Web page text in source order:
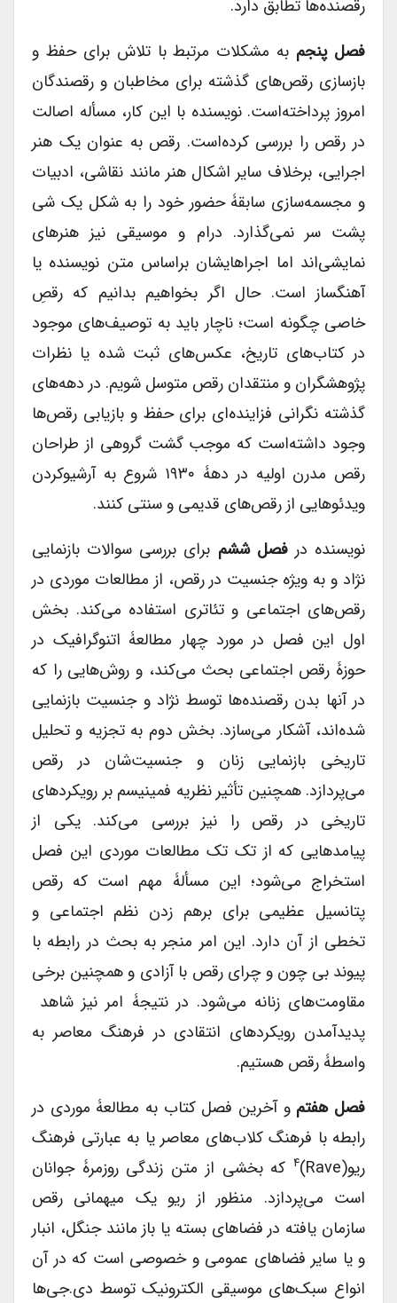
رقصنده‌ها تطابق دارد.
فصل پنجمبه مشکلات مرتبط با تلاش برای حفظ و
بازسازی رقص‌های گذشته برای مخاطبان و رقصندگان
امروز پرداخته‌است. نویسنده با این کار، مسأله اصالت
در رقص را بررسی کرده‌است. رقص به عنوان یک هنر
اجرایی، برخلاف سایر اشکال هنر مانند نقاشی، ادبیات
و مجسمه‌سازی سابقۀ حضور خود را به شکل یک شی
پشت سر نمی‌گذارد. درام و موسیقی نیز هنرهای
نمایشی‌اند اما اجراهایشان براساس متن نویسنده یا
آهنگساز است. حال اگر بخواهیم بدانیم که رقصِ
خاصی چگونه است؛ ناچار باید به توصیف‌های موجود
در کتاب‌های تاریخ، عکس‌های ثبت شده یا نظرات
پژوهشگران و منتقدان رقص متوسل شویم. در دهه‌های
گذشته نگرانی فزاینده‌ای برای حفظ و بازیابی رقص‌ها
وجود داشته‌‌است که موجب گشت گروهی از طراحان
رقص مدرن اولیه در دهۀ ۱۹۳۰ شروع به آرشیوکردن
ویدئوهایی از رقص‌های قدیمی و سنتی کنند.
نویسنده درفصل ششمبرای بررسی سوالات بازنمایی
نژاد و به ویژه جنسیت در رقص، از مطالعات موردی در
رقص‌های اجتماعی و تئاتری استفاده می‌کند. بخش
اول این فصل در مورد چهار مطالعۀ اتنوگرافیک در
حوزۀ رقص اجتماعی بحث می‌کند، و روش‌هایی را که
در آنها بدن رقصنده‌ها توسط نژاد و جنسیت بازنمایی
شده‌اند، آشکار می‌سازد. بخش دوم به تجزیه و تحلیل
تاریخی بازنمایی زنان و جنسیت‌شان در رقص
می‌پردازد. همچنین تأثیر نظریه فمینیسم بر رویکردهای
تاریخی در رقص را نیز بررسی می‌کند. یکی از
پیامدهایی که از تک تک مطالعات موردی این فصل
استخراج می‌شود؛ این مسألۀ مهم است که رقص
پتانسیل عظیمی برای برهم زدن نظم اجتماعی و
تخطی از آن دارد. این امر منجر به بحث در رابطه با
پیوند بی چون و چرای رقص با آزادی و همچنین برخی
مقاومت‌های زنانه می‌شود. در نتیجۀ امر نیز شاهد
پدیدآمدن رویکردهای انتقادی در فرهنگ معاصر به
واسطۀ رقص هستیم.
فصل هفتمو آخرین فصل کتاب به مطالعۀ موردی در
رابطه با فرهنگ کلاب‌های معاصر یا به عبارتی فرهنگ
ریو(rave)
۴که بخشی از متن زندگی روزمرۀ جوانان
است می‌پردازد. منظور از ریو یک میهمانی رقص
سازمان یافته در فضاهای بسته یا باز مانند جنگل، انبار
و یا سایر فضاهای عمومی و خصوصی است که در آن
انواع سبک‌های موسیقی الکترونیک توسط دی‌.جی‌ها